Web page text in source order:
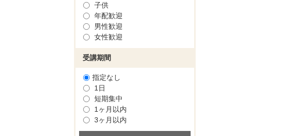
子供
年配歓迎
男性歓迎
女性歓迎
受講期間
指定なし
1日
短期集中
1ヶ月以内
3ヶ月以内